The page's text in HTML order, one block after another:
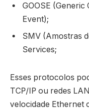
GOOSE (Generic
Event);
SMV (Amostras
Services;
Esses protocolos
TCP/IP ou redes
velocidade Ethernet